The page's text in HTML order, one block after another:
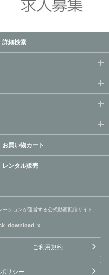
詳細検索
お買い物カート
レンタル販売
ションが運営する公式動画配信サイト
ご利用規約
リシー